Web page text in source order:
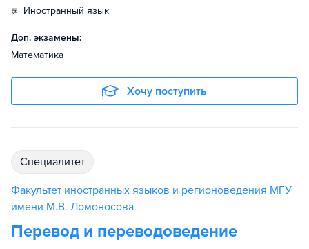
иностранный язык
Доп. экзамены:
Математика
Хочу поступить
специалитет
Факультет иностранных языков и регионоведения МГУ
имени М.В. Ломоносова
Перевод и переводоведение